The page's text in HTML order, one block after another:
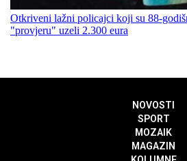
Otkriveni lažni policajci koji su 88-
"provjeru" uzeli 2.300 eura
NOVOSTI
SPORT
MOZAIK
MAGAZIN